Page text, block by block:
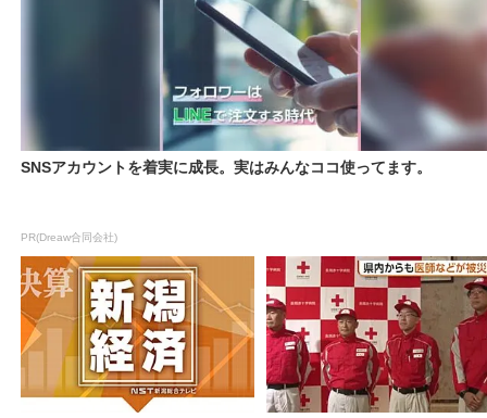
SNSアカウントを着実に成長。実はみんなココ使ってます。
PR(Dreaw合同会社)